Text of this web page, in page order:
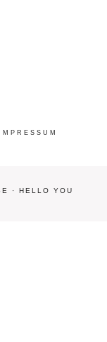
IMPRESSUM
· HELLO YOU